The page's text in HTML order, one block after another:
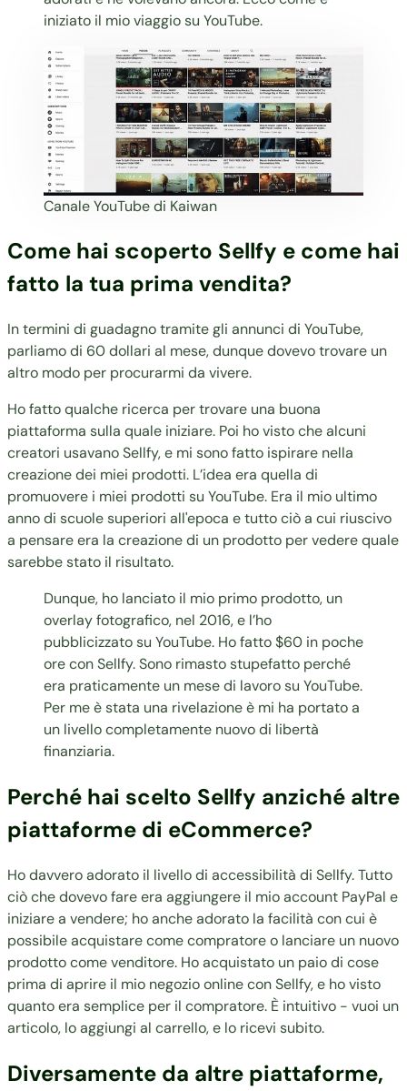
iniziato il mio viaggio su YouTube.
Canale YouTube di Kaiwan
Come hai scoperto Sellfy e come hai
fatto la tua prima vendita?
In termini di guadagno tramite gli annunci di YouTube,
parliamo di 60 dollari al mese, dunque dovevo trovare un
altro modo per procurarmi da vivere.
Ho fatto qualche ricerca per trovare una buona
piattaforma sulla quale iniziare. Poi ho visto che alcuni
creatori usavano Sellfy, e mi sono fatto ispirare nella
creazione dei miei prodotti. L’idea era quella di
promuovere i miei prodotti su YouTube. Era il mio ultimo
anno di scuole superiori all'epoca e tutto ciò a cui riuscivo
a pensare era la creazione di un prodotto per vedere quale
sarebbe stato il risultato.
Dunque, ho lanciato il mio primo prodotto, un
overlay fotografico, nel 2016, e l’ho
pubblicizzato su YouTube. Ho fatto $60 in poche
ore con Sellfy. Sono rimasto stupefatto perché
era praticamente un mese di lavoro su YouTube.
Per me è stata una rivelazione è mi ha portato a
un livello completamente nuovo di libertà
finanziaria.
Perché hai scelto Sellfy anziché altre
piattaforme di eCommerce?
Ho davvero adorato il livello di accessibilità di Sellfy.Tutto
ciò che dovevo fare era aggiungere il mio account PayPal e
iniziare a vendere; ho anche adorato la facilità con cui è
possibile acquistare come compratore o lanciare un nuovo
prodotto come venditore. Ho acquistato un paio di cose
prima di aprire il mio negozio online con Sellfy, e ho visto
quanto era semplice per il compratore. È intuitivo - vuoi un
articolo, lo aggiungi al carrello, e lo ricevi subito.
Diversamente da altre piattaforme,